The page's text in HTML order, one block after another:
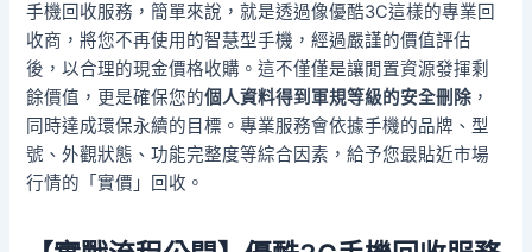
手機回收服務，簡單來說，就是透過像優酷3C這樣的專業回
收商，將您不再使用的智慧型手機，經過嚴謹的價值評估
後，以合理的現金價格收購。這不僅僅是讓閒置資源發揮剩
餘價值，更是確保您的個人資料得到軍規等級的安全刪除 ，
同時達成環保永續的目標。專業服務會依據手機的品牌、型
號、外觀狀態、功能完整度等綜合因素，給予您最貼近市場
行情的「實價」回收。